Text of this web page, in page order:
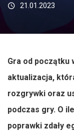
21.01.2023
Gra od początku
aktualizacja,
rozgrywki oraz
podczas gry. O
poprawki zdały